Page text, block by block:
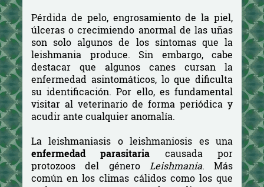
Pérdida de pelo, engrosamiento de la piel,
úlceras o crecimiendo anormal de las uñas
son solo algunos de los síntomas que la
leishmania produce. Sin embargo, cabe
destacar que algunos canes cursan la
enfermedad asintomáticos, lo que dificulta
su identificación. Por ello, es fundamental
visitar al veterinario de forma periódica y
acudir ante cualquier anomalía.
La leishmaniasis o leishmaniosis es una
enfermedad parasitaria causada por
protozoos del género
Leishmania. Más
común en los climas cálidos como los que